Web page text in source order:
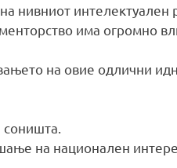
нивниот интелектуален
има огромно
на овие одлични
соништа.
на национален